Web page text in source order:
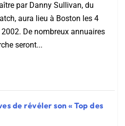
par Danny Sullivan, du
aura lieu à Boston les 4
De nombreux annuaires
seront...
de révéler son « Top des